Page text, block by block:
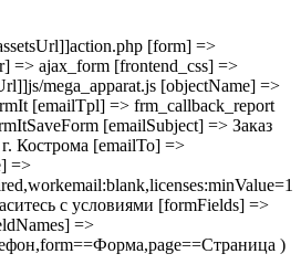
[form] =>
=> ajax_form [frontend_css] =>
mega_apparat.js [objectName] =>
[emailTpl] => frm_callback_report
[emailSubject] => Заказ
Кострома [emailTo] =>
=>
с условиями [formFields] =>
=>
)